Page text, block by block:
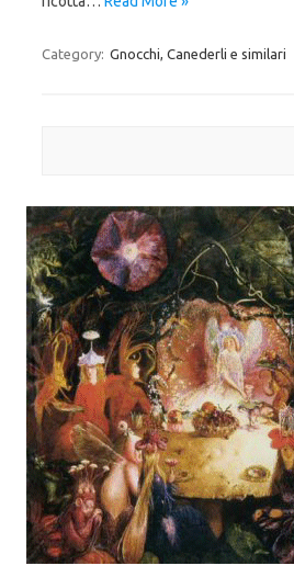
Category: Gnocchi, Canederli e similari